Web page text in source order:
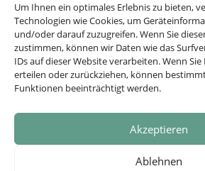
Um Ihnen ein optimales Erlebnis zu bieten,
Technologien wie Cookies, um
und/oder darauf zuzugreifen. Wenn Sie
zustimmen, können wir Daten wie das
IDs auf dieser Website verarbeiten. Wenn
erteilen oder zurückziehen, können
Funktionen beeinträchtigt werden.
Akzeptieren
Ablehnen
SCHREIB UNS